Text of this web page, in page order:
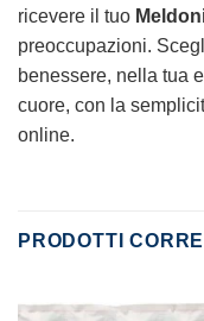
ricevere il tuo
preoccupazioni.
benessere, nella tua
cuore, con la
online.
PRODOTTI